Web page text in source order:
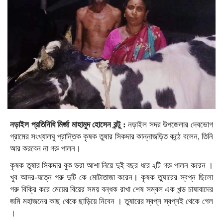
নড়াইল প্রতিনিধি মির্জা মাহামুদ হোসেন রন্টু :নড়াইল সদর উপজেলার দেবভোগ
গ্রামের সংখ্যালঘু প্রান্তিক কৃষক তুষার সিকদার কান্নাজড়িত কন্ঠে বলেন, তিনি
আর করবেন না গরু পালন।
কৃষক তুষার সিকদার বুক ভরা আশা নিয়ে দুই বছর ধরে ২টি গরু পালন করেন ।
খুব আদর-যত্নে গরু দুটি কে মোটাতাজা করেন। কৃষক তুষারের স্বপ্ন ছিলো
গরু বিক্রি করে মেয়ের বিয়ের সময় বন্ধক রাখা শেষ সম্বল এক খন্ড চাষাবাদের
জমি মহাজনের কাছ থেকে ছাড়িয়ে নিবেন । তুষারের স্বপ্ন স্বপ্নই থেকে গেল
।